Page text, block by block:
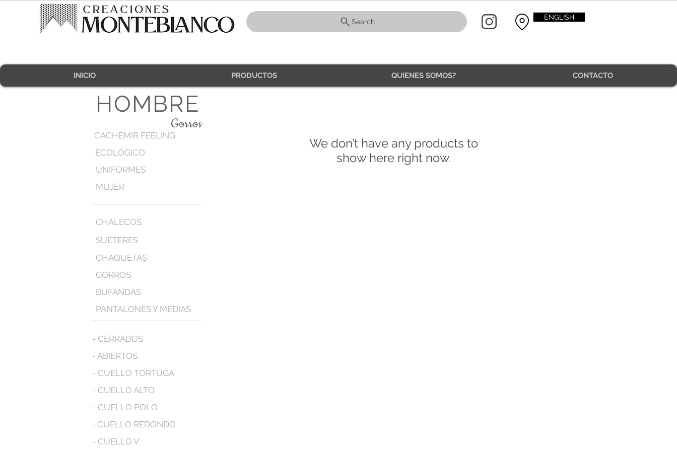
Search
INICIO PRODUCTOS QUIENES SOMOS? CONTACTO
ENGLISH
We don’t have any products to
show here right now.
HOMBRE
CACHEMIR FEELING
ECOLÓGICO
MUJER
UNIFORMES
CHALECOS
SUÉTERES
CHAQUETAS
GORROS
BUFANDAS
PANTALONES Y MEDIAS
- CERRADOS
- ABIERTOS
- CUELLO TORTUGA
- CUELLO ALTO
- CUELLO POLO
- CUELLO REDONDO
- CUELLO V
Gorros